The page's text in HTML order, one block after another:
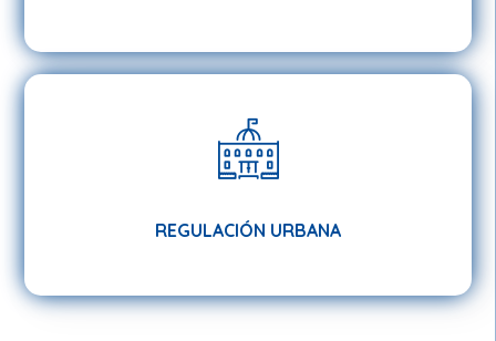
REGULACIÓN URBANA
REGULACIÓN URBANA